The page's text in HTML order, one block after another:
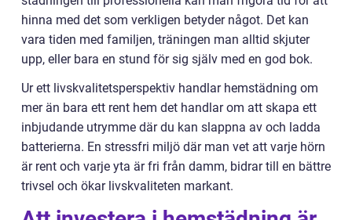
hinna med det som verkligen betyder något. Det kan
vara tiden med familjen, träningen man alltid skjuter
upp, eller bara en stund för sig själv med en god bok.
Ur ett livskvalitetsperspektiv handlar hemstädning om
mer än bara ett rent hem det handlar om att skapa ett
inbjudande utrymme där du kan slappna av och ladda
batterierna. En stressfri miljö där man vet att varje hörn
är rent och varje yta är fri från damm, bidrar till en bättre
trivsel och ökar livskvaliteten markant.